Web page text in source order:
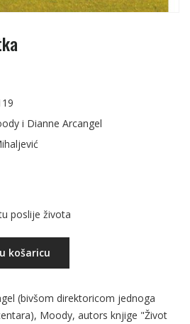
i Dianne Arcangel
poslije života
košaricu
(bivšom direktoricom jednoga
Moody, autors knjige "Život